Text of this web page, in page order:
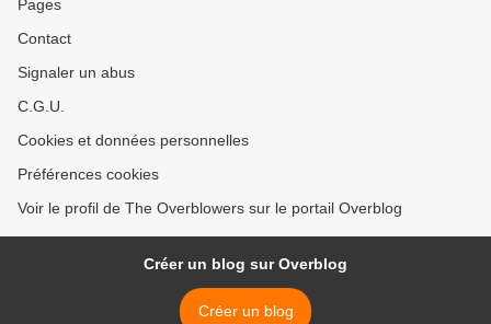
Pages
Contact
Signaler un abus
C.G.U.
Cookies et données personnelles
Préférences cookies
Voir le profil de The Overblowers sur le portail Overblog
Créer un blog sur Overblog
Créer un blog